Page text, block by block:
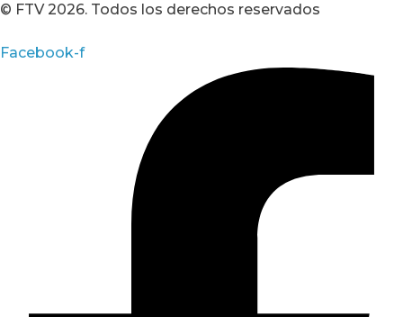
© FTV 2026. Todos los derechos reservados
Facebook-f